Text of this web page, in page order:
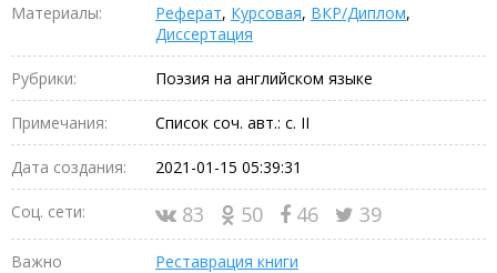
Материалы: Реферат, Курсовая, ВКР/Диплом,
Диссертация
Рубрики: Поэзия на английском языке
Примечания: Список соч. авт.: с. II
Дата создания: 2021-01-15 05:39:31
Соц. сети: 83 50 46 39
Важно Реставрация книги